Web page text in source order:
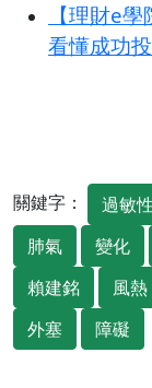
【理財e
看懂成功
關鍵字： 過敏
肺氣
變化
賴建銘
風熱
外塞
障礙